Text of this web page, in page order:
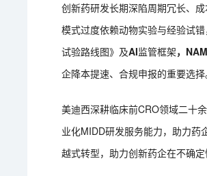
创新药研发长期深陷周期冗长、
模式过度依赖动物实验与经验试
试验路线图》及AI监管框架，
企降本提速、合规申报的重要选择
美迪西深耕临床前CRO领域二十
业化MIDD研发服务能力，助力药
越式转型，助力创新药企在不确